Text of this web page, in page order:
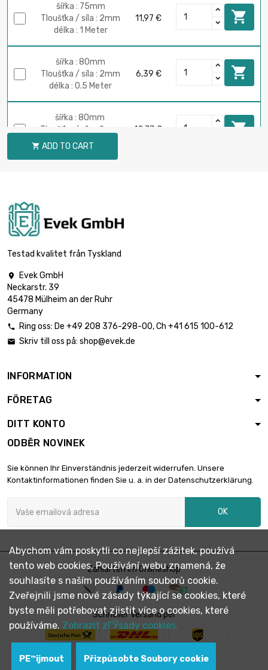
šířka : 75mm
Tloušťka / síla : 2mm
délka : 1 Meter
11,97 € 
šířka : 80mm
Tloušťka / síla : 2mm
délka : 0.5 Meter
6,39 € 
šířka : 80mm
Tloušťka / síla : 2mm
délka : 1 Meter
12,77 € 
šířka : 90mm
délka : 1 Meter
šířka : 30mm
Tloušťka / síla : 2mm
šířka : 30mm
délka : 0.5 Meter
Tloušťka / síla : 2mm
délka : 1 Meter
6,39 €
šířka : 45mm
délka : 0.5 Meter
šířka : 45mm
Tloušťka / síla : 2mm
délka : 1 Meter
7,18 €
šířka : 50mm
Tloušťka / síla : 2mm
délka : 0.5 Meter
3,98 €
 ADD TO CART
Testad kvalitet från Tyskland

Evek GmbH
Neckarstr. 39
45478 Mülheim an der Ruhr
Germany
 Ring oss: De +49 208 376-298-00, Ch +41 615 100-612
 Skriv till oss på: shop@evek.de
INFORMATION
FÖRETAG
DITT KONTO
ODBĚR NOVINEK
Sie können Ihr Einverständnis jederzeit widerrufen. Unsere
Kontaktinformationen finden Sie u. a. in der Datenschutzerklärung.
OK
Zahlarten im Onlineshop
Schneller Versand per
Abychom vám poskytli co nejlepší zážitek, používá
tento web cookies. Používání webu znamená, že
souhlasíte s naším používáním souborů cookie.
Zveřejnili jsme nové zásady týkající se cookies, které
byste měli potřebovat zjistit více o cookies, které
používáme. Zobrazit zГЎsady cookies.
PЕ™ijmout Přizpůsobte Soubory cookie